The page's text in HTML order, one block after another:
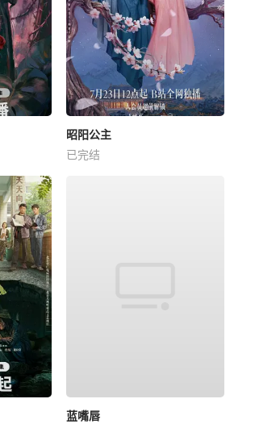
昭阳公主
已完结
蓝嘴唇